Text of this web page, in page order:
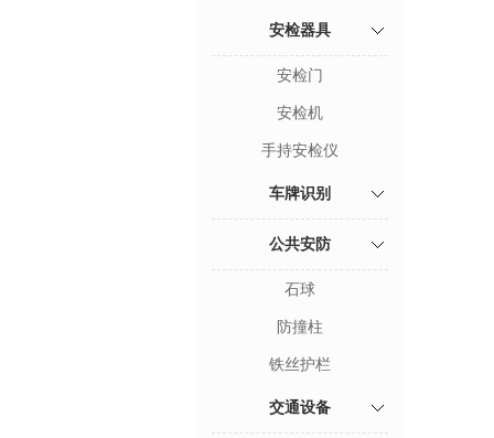
安检器具
安检门
安检机
手持安检仪
车牌识别
公共安防
石球
防撞柱
铁丝护栏
交通设备